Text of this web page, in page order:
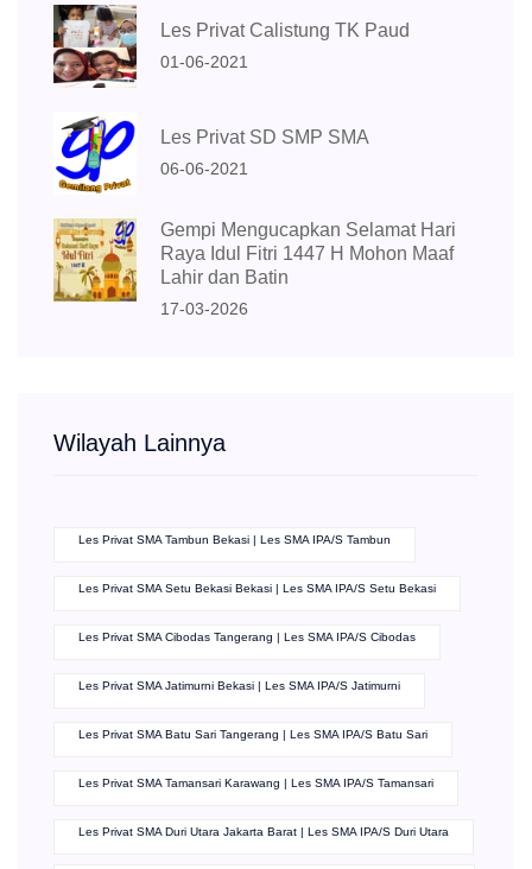
Les Privat Calistung TK Paud
01-06-2021
Les Privat SD SMP SMA
06-06-2021
Gempi Mengucapkan Selamat Hari
Raya Idul Fitri 1447 H Mohon Maaf
Lahir dan Batin
17-03-2026
Wilayah Lainnya
Les Privat SMA Tambun Bekasi | Les SMA IPA/S Tambun
Les Privat SMA Setu Bekasi Bekasi | Les SMA IPA/S Setu Bekasi
Les Privat SMA Cibodas Tangerang | Les SMA IPA/S Cibodas
Les Privat SMA Jatimurni Bekasi | Les SMA IPA/S Jatimurni
Les Privat SMA Batu Sari Tangerang | Les SMA IPA/S Batu Sari
Les Privat SMA Tamansari Karawang | Les SMA IPA/S Tamansari
Les Privat SMA Duri Utara Jakarta Barat | Les SMA IPA/S Duri Utara